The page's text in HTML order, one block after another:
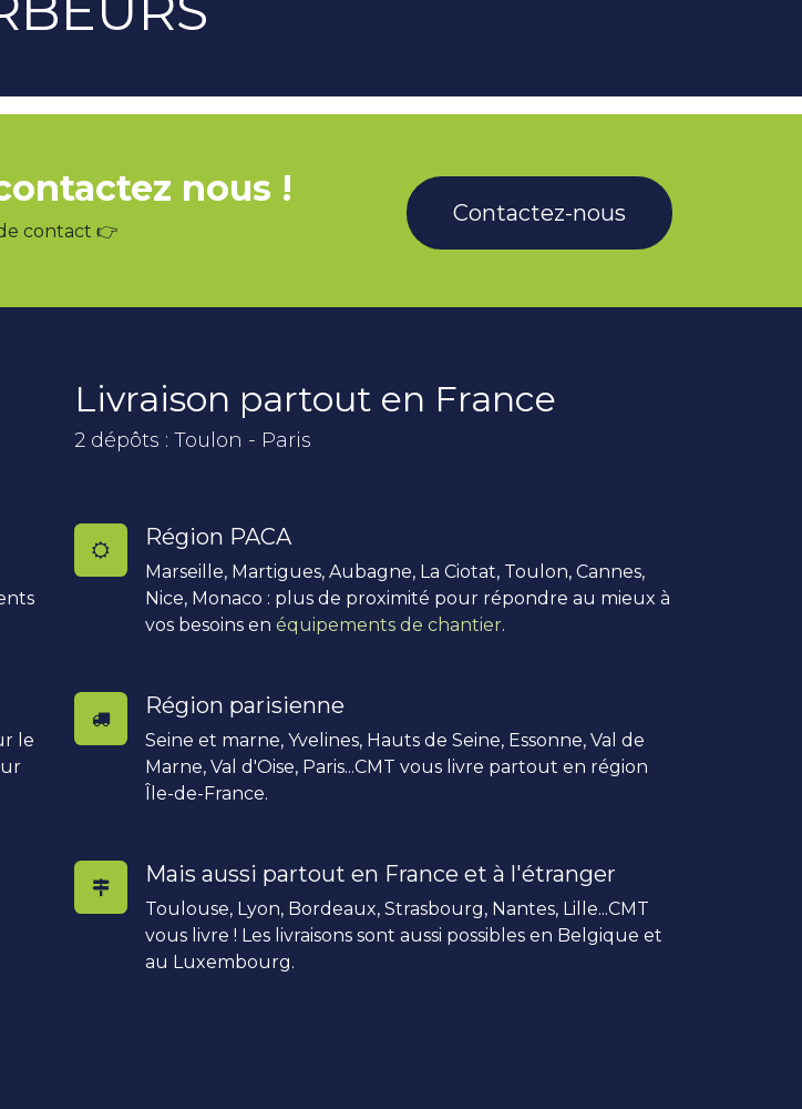
nous !
contact 👉
Contactez-nous
le
Livraison partout en France
2 dépôts : Toulon - Paris
Région PACA
Marseille, Martigues, Aubagne, La Ciotat, Toulon, Cannes,
Nice, Monaco : plus de proximité pour répondre au mieux à
vos besoins en équipements de chantier.
Région parisienne
Seine et marne, Yvelines, Hauts de Seine, Essonne, Val de
Marne, Val d'Oise, Paris...CMT vous livre partout en région
Île-de-France.
Mais aussi partout en France et à l'étranger
Toulouse, Lyon, Bordeaux, Strasbourg, Nantes, Lille...CMT
vous livre ! Les livraisons sont aussi possibles en Belgique et
au Luxembourg.